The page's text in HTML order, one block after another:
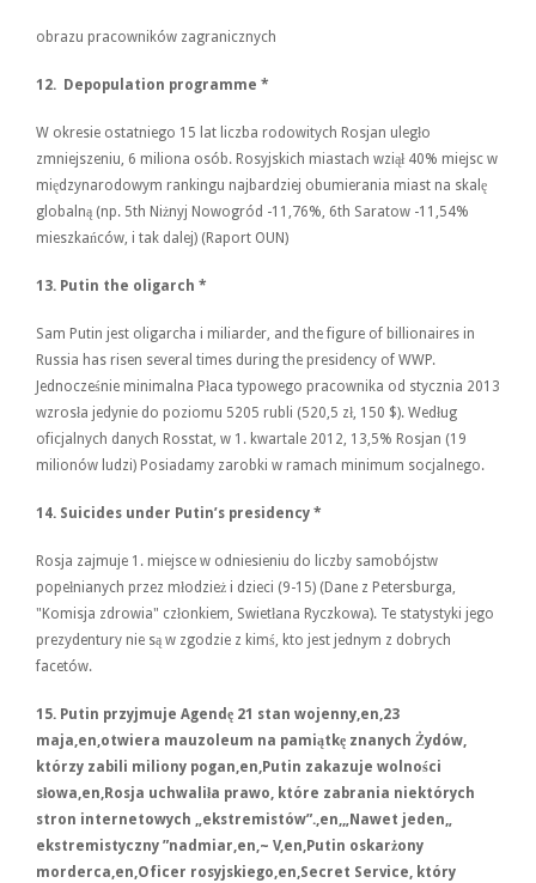
obrazu pracowników zagranicznych
12. Depopulation programme *
W okresie ostatniego 15 lat liczba rodowitych Rosjan uległo
zmniejszeniu, 6 miliona osób. Rosyjskich miastach wziął 40% miejsc w
międzynarodowym rankingu najbardziej obumierania miast na skalę
globalną (np. 5th Niżnyj Nowogród -11,76%, 6th Saratow -11,54%
mieszkańców, i tak dalej) (Raport OUN)
13. Putin the oligarch *
Sam Putin jest oligarcha i miliarder, and the figure of billionaires in
Russia has risen several times during the presidency of WWP.
Jednocześnie minimalna Płaca typowego pracownika od stycznia 2013
wzrosła jedynie do poziomu 5205 rubli (520,5 zł, 150 $). Według
oficjalnych danych Rosstat, w 1. kwartale 2012, 13,5% Rosjan (19
milionów ludzi) Posiadamy zarobki w ramach minimum socjalnego.
14. Suicides under Putin’s presidency *
Rosja zajmuje 1. miejsce w odniesieniu do liczby samobójstw
popełnianych przez młodzież i dzieci (9-15) (Dane z Petersburga,
"Komisja zdrowia" członkiem, Swietłana Ryczkowa). Te statystyki jego
prezydentury nie są w zgodzie z kimś, kto jest jednym z dobrych
facetów.
15. Putin przyjmuje Agendę 21 stan wojenny,en,23
maja,en,otwiera mauzoleum na pamiątkę znanych Żydów,
którzy zabili miliony pogan,en,Putin zakazuje wolności
słowa,en,Rosja uchwaliła prawo, które zabrania niektórych
stron internetowych „ekstremistów”.,en,„Nawet jeden„
ekstremistyczny ”nadmiar,en,~ V,en,Putin oskarżony
morderca,en,Oficer rosyjskiego,en,Secret Service, który